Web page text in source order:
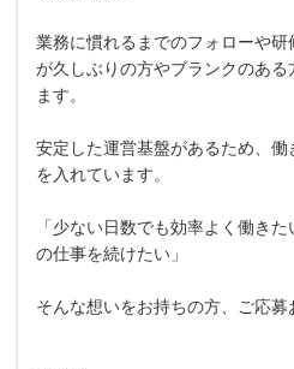
業務に慣れるまでのフォローや
が久しぶりの方やブランクのある
ます。
安定した運営基盤があるため、
を入れています。
「少ない日数でも効率よく働き
の仕事を続けたい」
そんな想いをお持ちの方、ご応募